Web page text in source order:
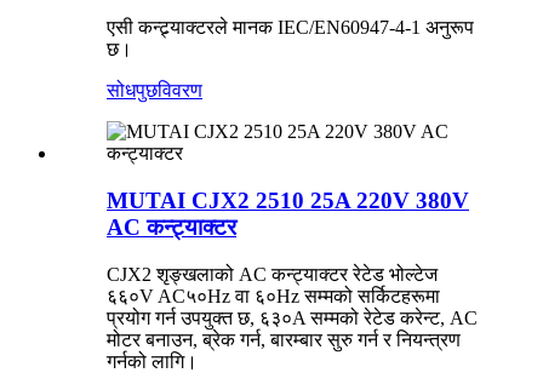
एसी कन्ट्र्याक्टरले मानक IEC/EN60947-4-1 अनुरूप
छ।
सोधपुछविवरण
MUTAI CJX2 2510 25A 220V 380V
AC कन्ट्याक्टर
CJX2 शृङ्खलाको AC कन्ट्याक्टर रेटेड भोल्टेज
६६०V AC५०Hz वा ६०Hz सम्मको सर्किटहरूमा
प्रयोग गर्न उपयुक्त छ, ६३०A सम्मको रेटेड करेन्ट, AC
मोटर बनाउन, ब्रेक गर्न, बारम्बार सुरु गर्न र नियन्त्रण
गर्नको लागि।